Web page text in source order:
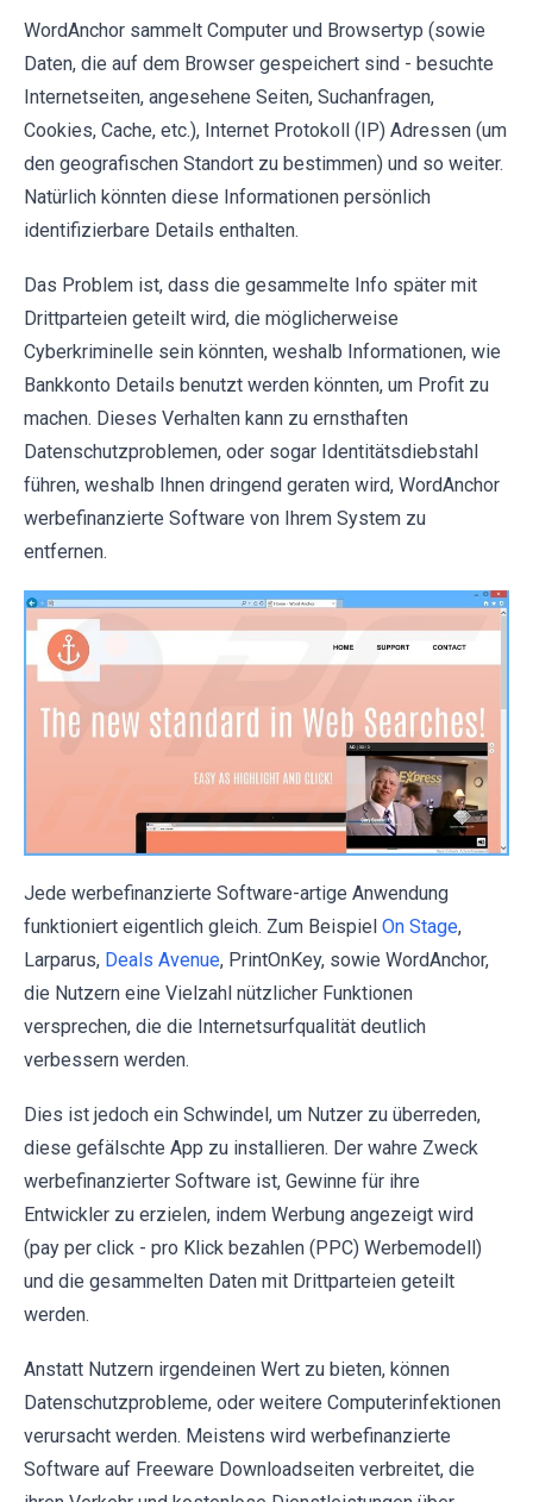
WordAnchor sammelt Computer und Browsertyp (sowie
Daten, die auf dem Browser gespeichert sind - besuchte
Internetseiten, angesehene Seiten, Suchanfragen,
Cookies, Cache, etc.), Internet Protokoll (IP) Adressen (um
den geografischen Standort zu bestimmen) und so weiter.
Natürlich könnten diese Informationen persönlich
identifizierbare Details enthalten.
Das Problem ist, dass die gesammelte Info später mit
Drittparteien geteilt wird, die möglicherweise
Cyberkriminelle sein könnten, weshalb Informationen, wie
Bankkonto Details benutzt werden könnten, um Profit zu
machen. Dieses Verhalten kann zu ernsthaften
Datenschutzproblemen, oder sogar Identitätsdiebstahl
führen, weshalb Ihnen dringend geraten wird, WordAnchor
werbefinanzierte Software von Ihrem System zu
entfernen.
Jede werbefinanzierte Software-artige Anwendung
funktioniert eigentlich gleich. Zum Beispiel On Stage,
Larparus, Deals Avenue, PrintOnKey, sowie WordAnchor,
die Nutzern eine Vielzahl nützlicher Funktionen
versprechen, die die Internetsurfqualität deutlich
verbessern werden.
Dies ist jedoch ein Schwindel, um Nutzer zu überreden,
diese gefälschte App zu installieren. Der wahre Zweck
werbefinanzierter Software ist, Gewinne für ihre
Entwickler zu erzielen, indem Werbung angezeigt wird
(pay per click - pro Klick bezahlen (PPC) Werbemodell)
und die gesammelten Daten mit Drittparteien geteilt
werden.
Anstatt Nutzern irgendeinen Wert zu bieten, können
Datenschutzprobleme, oder weitere Computerinfektionen
verursacht werden. Meistens wird werbefinanzierte
Software auf Freeware Downloadseiten verbreitet, die